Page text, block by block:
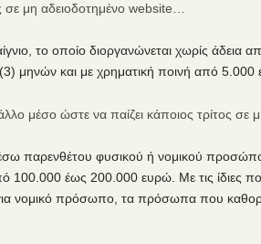
σε μη αδειοδοτημένο website…
το οποίο διοργανώνεται χωρίς άδεια
μηνών και με χρηματική ποινή από
μέσο ώστε να παίζει κάποιος τρίτος σε
παρενθέτου φυσικού ή νομικού
100.000 έως 200.000 ευρώ. Με τις ίδιες
νομικό πρόσωπο, τα πρόσωπα που